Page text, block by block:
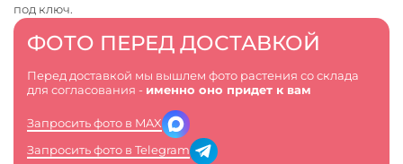
ФОТО ПЕРЕД ДОСТАВКОЙ
Перед доставкой мы вышлем фото растения со склада
для согласования - именно оно придет к вам
Запросить фото в MAX
Запросить фото в Telegram
под ключ.